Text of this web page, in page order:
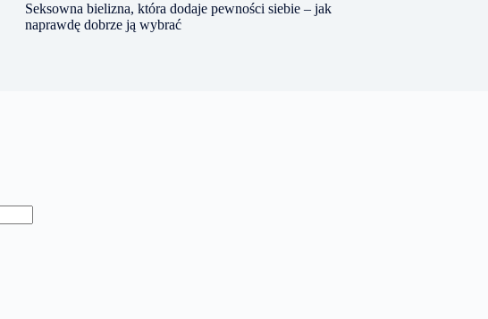
Seksowna bielizna, która dodaje pewności siebie – jak
naprawdę dobrze ją wybrać